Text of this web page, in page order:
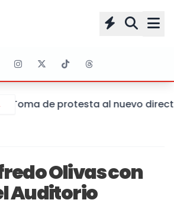
Toma de protesta al nuevo
Olivas con
Auditorio